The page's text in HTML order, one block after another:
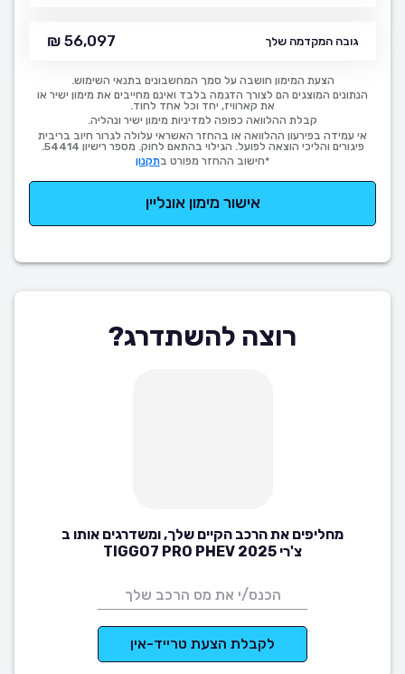
גובה המקדמה שלך 56,097 ₪
הצעת המימון חושבה על סמך המחשבונים בתנאי השימוש.
הנתונים המוצגים הם לצורך הדגמה בלבד ואינם מחייבים את מימון ישיר או
את קארוויז, יחד וכל אחד לחוד.
קבלת ההלוואה כפופה למדיניות מימון ישיר ונהליה.
אי עמידה בפירעון ההלוואה או בהחזר האשראי עלולה לגרור חיוב בריבית
פיגורים והליכי הוצאה לפועל. הגילוי בהתאם לחוק. מספר רישיון 54414.
*חישוב ההחזר מפורט בתקנון
אישור מימון אונליין
רוצה להשתדרג?
מחליפים את הרכב הקיים שלך, ומשדרגים אותו ב
צ'רי TIGGO7 PRO PHEV 2025
לקבלת הצעת טרייד-אין